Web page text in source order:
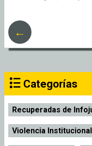
←
Categorías
Recuperadas de
Violencia